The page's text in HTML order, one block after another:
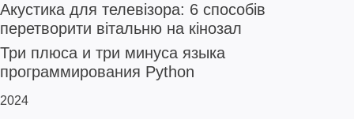
Акустика для телевізора: 6 способів
перетворити вітальню на кінозал
Три плюса и три минуса языка
программирования Python
2024